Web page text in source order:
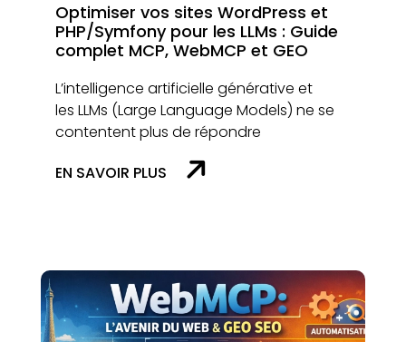
Optimiser vos sites WordPress et
PHP/Symfony pour les LLMs : Guide
complet MCP, WebMCP et GEO
L’intelligence artificielle générative et
les LLMs (Large Language Models) ne se
contentent plus de répondre
EN SAVOIR PLUS